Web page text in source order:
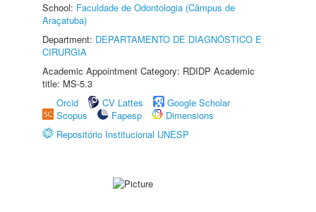
School: Faculdade de Odontologia (Câmpus de
Araçatuba)
Department: DEPARTAMENTO DE DIAGNÓSTICO E
CIRURGIA
Academic Appointment Category: RDIDP Academic
title: MS-5.3
Orcid
CV Lattes
Google Scholar
Scopus
Fapesp
Dimensions
Repositório Institucional UNESP